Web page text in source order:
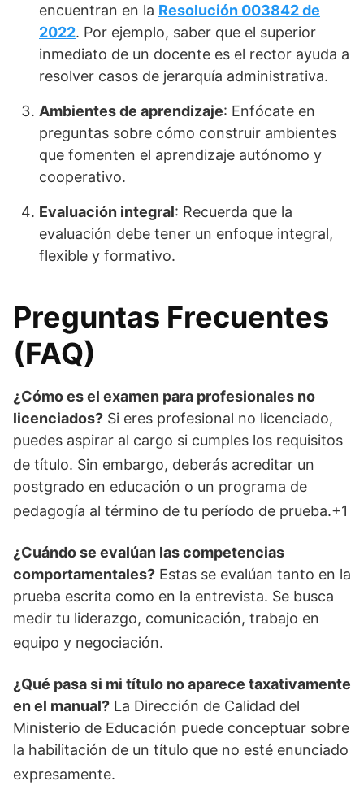
encuentran en la Resolución 003842 de
2022. Por ejemplo, saber que el superior
inmediato de un docente es el rector ayuda a
resolver casos de jerarquía administrativa.
Ambientes de aprendizaje: Enfócate en
preguntas sobre cómo construir ambientes
que fomenten el aprendizaje autónomo y
cooperativo.
Evaluación integral: Recuerda que la
evaluación debe tener un enfoque integral,
flexible y formativo.
Preguntas Frecuentes
(FAQ)
¿Cómo es el examen para profesionales no
licenciados? Si eres profesional no licenciado,
puedes aspirar al cargo si cumples los requisitos
de título. Sin embargo, deberás acreditar un
postgrado en educación o un programa de
pedagogía al término de tu período de prueba.+1
¿Cuándo se evalúan las competencias
comportamentales? Estas se evalúan tanto en la
prueba escrita como en la entrevista. Se busca
medir tu liderazgo, comunicación, trabajo en
equipo y negociación.
¿Qué pasa si mi título no aparece taxativamente
en el manual? La Dirección de Calidad del
Ministerio de Educación puede conceptuar sobre
la habilitación de un título que no esté enunciado
expresamente.